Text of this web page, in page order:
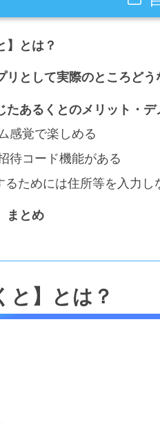
】とは？
リとして実際のところどう
たあるくとのメリット・デ
感覚で楽しめる
待コード機能がある
るためには住所等を入力し
まとめ
と】とは？